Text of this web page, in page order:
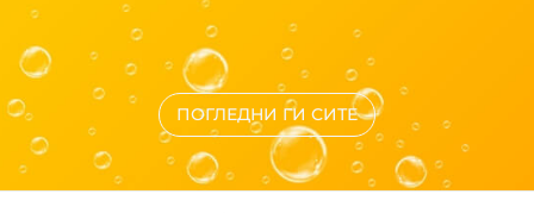
ПОГЛЕДНИ ГИ СИТЕ